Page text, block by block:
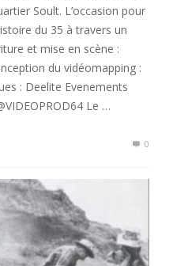
Soult. L’occasion pour
du 35 à travers un
et mise en scène :
du vidéomapping :
: Deelite Evenements
Le …
0